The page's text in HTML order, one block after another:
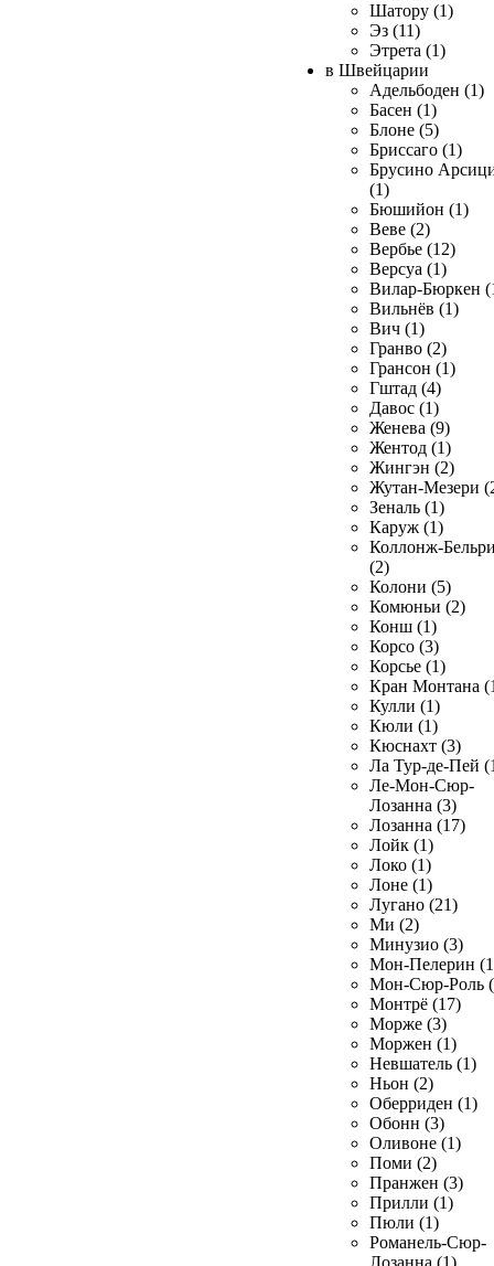
Шатору (1)
Эз (11)
Этрета (1)
в Швейцарии
Адельбоден (1)
Басен (1)
Блоне (5)
Бриссаго (1)
Брусино
(1)
Бюшийон (1)
Веве (2)
Вербье (12)
Версуа (1)
Вилар-Бюркен
Вильнёв (1)
Вич (1)
Гранво (2)
Грансон (1)
Гштад (4)
Давос (1)
Женева (9)
Жентод (1)
Жингэн (2)
Жутан-Мезери
Зеналь (1)
Каруж (1)
Коллонж-
(2)
Колони (5)
Комюньи (2)
Конш (1)
Корсо (3)
Корсье (1)
Кран Монтана
Кулли (1)
Кюли (1)
Кюснахт (3)
Ла Тур-де-Пей
Ле-Мон-Сюр-
Лозанна (3)
Лозанна (17)
Лойк (1)
Локо (1)
Лоне (1)
Лугано (21)
Ми (2)
Минузио (3)
Мон-Пелерин
Мон-Сюр-Роль
Монтрё (17)
Морже (3)
Моржен (1)
Невшатель (1)
Ньон (2)
Оберриден (1)
Обонн (3)
Оливоне (1)
Поми (2)
Пранжен (3)
Прилли (1)
Пюли (1)
Романель-Сюр-
Лозанна (1)